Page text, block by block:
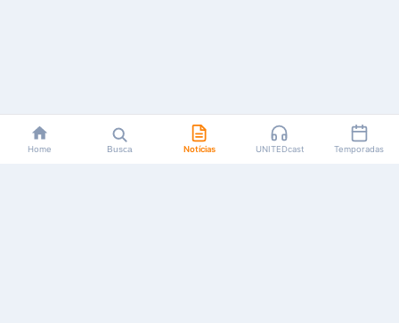
Home Busca Notícias UNITEDcast Temporadas